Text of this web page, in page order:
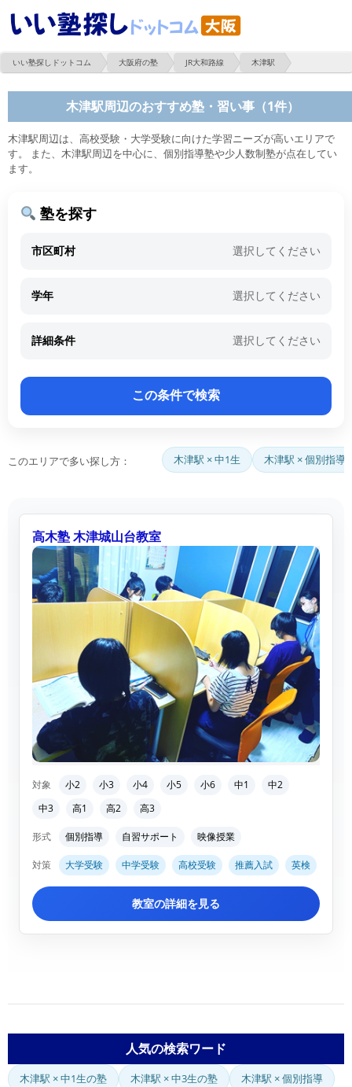
いい塾探しドットコム 大阪府の塾 JR大和路線 木津駅
木津駅周辺のおすすめ塾・習い事（1件）
木津駅周辺は、高校受験・大学受験に向けた学習ニーズが高いエリアで
す。 また、木津駅周辺を中心に、個別指導塾や少人数制塾が点在してい
ます。
塾を探す
市区町村 選択してください
学年 選択してください
詳細条件 選択してください
このエリアで多い探し方： 木津駅 × 中1生 木津駅 × 個別指導
高木塾 木津城山台教室
対象 小2 小3 小4 小5 小6 中1
中2
中3
高1 高2 高3
形式 個別指導 自習サポート 映像授業
対策 大学受験 中学受験 高校受験 推薦入試 英検
教室の詳細を見る
人気の検索ワード
木津駅 × 中1生の塾 木津駅 × 中3生の塾 木津駅 × 個別指導